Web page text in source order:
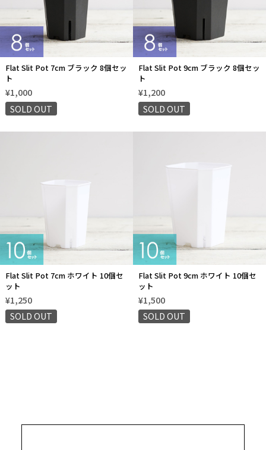
Flat Slit Pot 7cm ブラック 8個セッ
ト
¥1,000
SOLD OUT
Flat Slit Pot 9cm ブラック 8個セッ
ト
¥1,200
SOLD OUT
Flat Slit Pot 7cm ホワイト 10個セ
ット
¥1,250
SOLD OUT
Flat Slit Pot 9cm ホワイト 10個セ
ット
¥1,500
SOLD OUT